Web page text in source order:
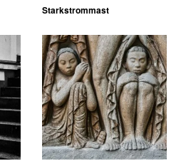
Starkstrommast